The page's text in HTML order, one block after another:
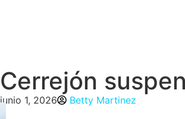
Cerrejón
junio 1, 2026 Betty Martinez